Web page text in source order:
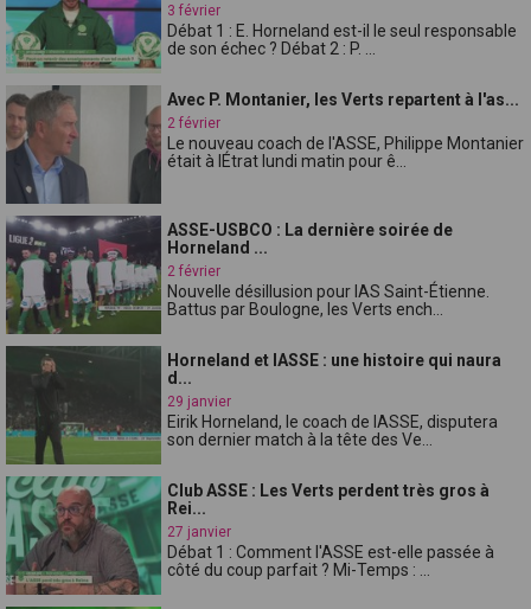
3 février
Débat 1 : E. Horneland est-il le seul responsable
de son échec ? Débat 2 : P. ...
Avec P. Montanier, les Verts repartent à l'as...
2 février
Le nouveau coach de l'ASSE, Philippe Montanier
était à lÉtrat lundi matin pour ê...
ASSE-USBCO : La dernière soirée de
Horneland ...
2 février
Nouvelle désillusion pour lAS Saint-Étienne.
Battus par Boulogne, les Verts ench...
Horneland et lASSE : une histoire qui naura
d...
29 janvier
Eirik Horneland, le coach de lASSE, disputera
son dernier match à la tête des Ve...
Club ASSE : Les Verts perdent très gros à
Rei...
27 janvier
Débat 1 : Comment l'ASSE est-elle passée à
côté du coup parfait ? Mi-Temps : ...